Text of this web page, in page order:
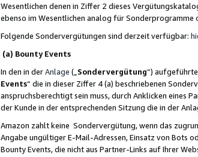
Wesentlichen denen in Ziffer 2 dieses
ebenso im Wesentlichen analog für Sonderprogramme
Folgende Sondervergütungen sind derzeit verfügbar:
(a) Bounty Events
In den in derAnlage („ Sondervergütung“)
Events“ die in dieser Ziffer 4 (a) beschriebenen
anspruchsberechtigt sein muss, durch Anklicken eines
der Kunde in der entsprechenden Sitzung die in der
Amazon zahlt keine Sondervergütung, wenn das
Angabe ungültiger E-Mail-Adressen, Einsatz von Bots
Bounty Events, die nicht aus Partner-Links auf Ihrer